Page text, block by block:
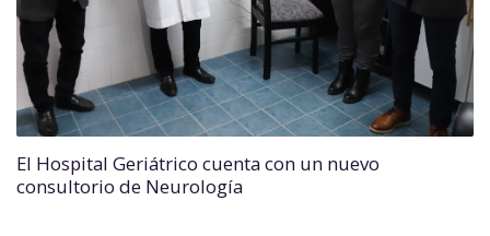
El Hospital Geriátrico cuenta con un nuevo
consultorio de Neurología